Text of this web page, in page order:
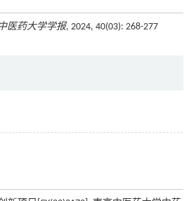
医药大学学报, 2024, 40(03): 268-277